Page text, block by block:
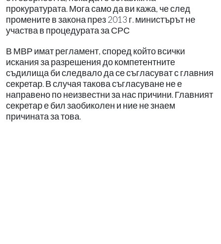
прокуратурата. Мога само да ви кажа, че след
промените в закона през 2013 г. министърът не
участва в процедурата за СРС
В МВР имат регламент, според който всички
искания за разрешения до компетентните
съдилища би следвало да се съгласуват с главния
секретар. В случая такова съгласуване не е
направено по неизвестни за нас причини. Главният
секретар е бил заобиколен и ние не знаем
причината за това.